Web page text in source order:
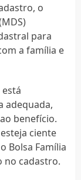
o
para
a família e
adequada,
benefício.
ciente
Bolsa Família
no cadastro.